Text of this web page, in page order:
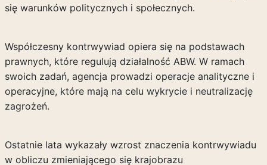
się warunków politycznych i społecznych.
Współczesny kontrwywiad opiera się na podstawach
prawnych, które regulują działalność ABW. W ramach
swoich zadań, agencja prowadzi operacje analityczne i
operacyjne, które mają na celu wykrycie i neutralizację
zagrożeń.
Ostatnie lata wykazały wzrost znaczenia kontrwywiadu
w obliczu zmieniającego się krajobrazu